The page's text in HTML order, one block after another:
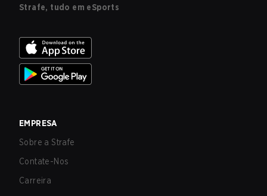
Strafe, tudo em eSports
EMPRESA
Sobre a Strafe
Contate-Nos
Carreira